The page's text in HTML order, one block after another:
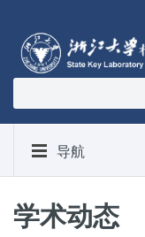
导航
学术动态